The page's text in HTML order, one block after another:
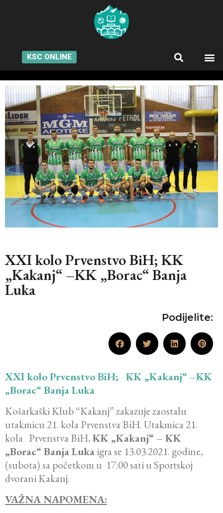
KSC ONLINE
XXI kolo Prvenstvo BiH; KK
„Kakanj“ –KK „Borac“ Banja
Luka
Podijelite:
XXI kolo Prvenstvo BiH; KK „Kakanj“ –KK
„Borac“ Banja Luka
Košarkaški Klub “Kakanj” zakazuje zaostalu
utakmicu 21. kola Prvenstva BiH. Utakmica 21.
kola Prvenstva BiH,KK „Kakanj“ – KK
„Borac“ Banja Lukaigra se 13.03.2021. godine,
(subota) sa početkom u 17:00 sati u Sportskoj
dvorani Kakanj.
VAŽNA NAPOMENA: